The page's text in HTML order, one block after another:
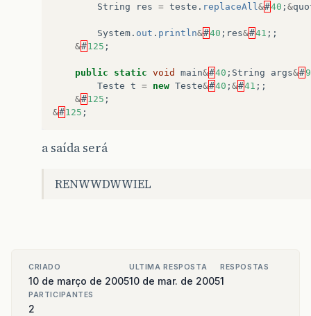
String
res = teste . replaceAll&#40 ; &
System . out . println&#40 ; res&#41 ;;
&#125 ;
public static void main&#40 ; String args&#
Teste t = new Teste&#40 ; &#41 ;;
&#125 ;
&#125 ;
a saída será
RENWWDWWIEL
CRIADO
10 de março de 2005
ULTIMA RESPOSTA
10 de mar. de 2005
RESPOSTAS
1
PARTICIPANTES
2